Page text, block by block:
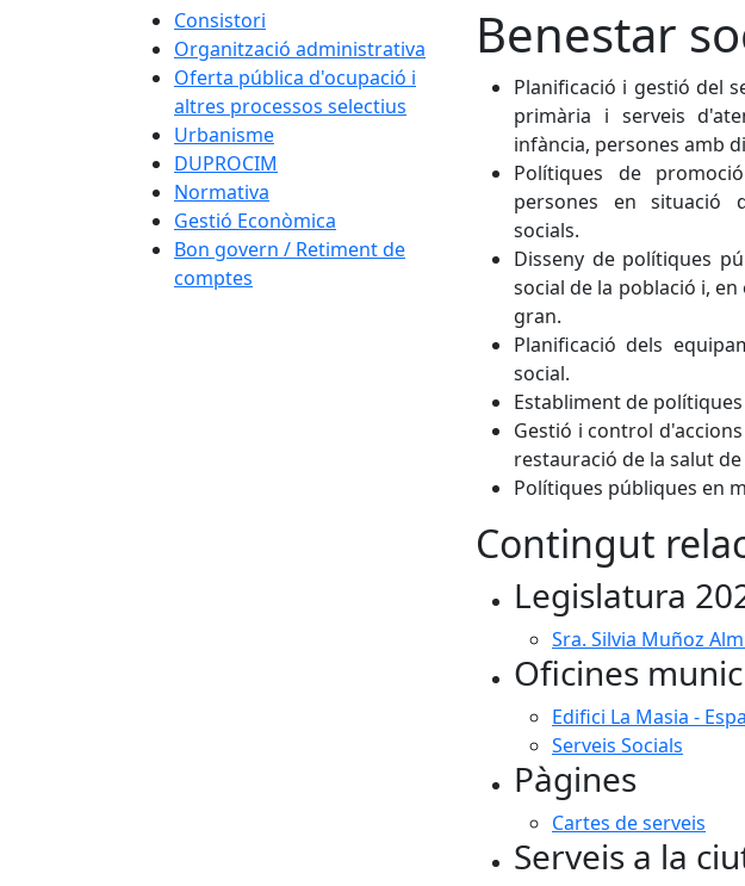
Consistori
Organització administrativa
Oferta pública d'ocupació i
altres processos selectius
Urbanisme
DUPROCIM
Normativa
Gestió Econòmica
Bon govern / Retiment de
comptes
Benestar
Planificació i gestió del
primària i serveis
infància, persones amb
Polítiques de
persones en situació
socials.
Disseny de polítiques
social de la població i,
gran.
Planificació dels
social.
Establiment de
Gestió i control
restauració de la salut
Polítiques públiques en
Contingut
Legislatura
Sra. Silvia Muñoz
Oficines
Edifici La Masia -
Serveis Socials
Pàgines
Cartes de serveis
Serveis a la